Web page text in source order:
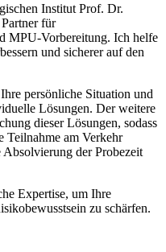
Institut Prof. Dr.
für
MPU-Vorbereitung. Ich helfe
und sicherer auf den
persönliche Situation und
Lösungen. Der weitere
dieser Lösungen, sodass
Teilnahme am Verkehr
Absolvierung der Probezeit
Expertise, um Ihre
zu schärfen.